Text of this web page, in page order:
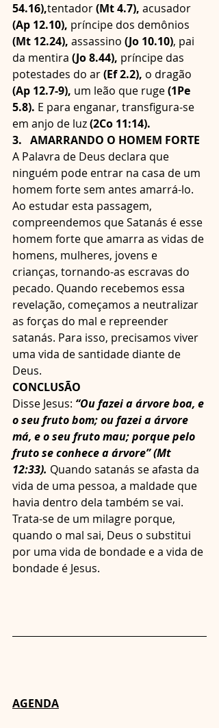
54.16),tentador (Mt 4.7), acusador
(Ap 12.10), príncipe dos demônios
(Mt 12.24), assassino (Jo 10.10), pai
da mentira (Jo 8.44), príncipe das
potestades do ar (Ef 2.2), o dragão
(Ap 12.7-9), um leão que ruge (1Pe
5.8). E para enganar, transfigura-se
em anjo de luz (2Co 11:14).
3.   AMARRANDO O HOMEM FORTE
A Palavra de Deus declara que
ninguém pode entrar na casa de um
homem forte sem antes amarrá-lo.
Ao estudar esta passagem,
compreendemos que Satanás é esse
homem forte que amarra as vidas de
homens, mulheres, jovens e
crianças, tornando-as escravas do
pecado. Quando recebemos essa
revelação, começamos a neutralizar
as forças do mal e repreender
satanás. Para isso, precisamos viver
uma vida de santidade diante de
Deus.
CONCLUSÃO
Disse Jesus: “Ou fazei a árvore boa, e
o seu fruto bom; ou fazei a árvore
má, e o seu fruto mau; porque pelo
fruto se conhece a árvore” (Mt
12:33). Quando satanás se afasta da
vida de uma pessoa, a maldade que
havia dentro dela também se vai.
Trata-se de um milagre porque,
quando o mal sai, Deus o substitui
por uma vida de bondade e a vida de
bondade é Jesus.
AGENDA